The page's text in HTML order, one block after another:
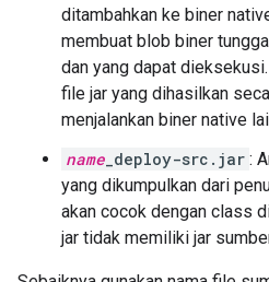
ditambahkan ke biner
membuat blob biner
dan yang dapat
file jar yang dihasilkan
menjalankan biner native
name _deploy-src.jar :
yang dikumpulkan dari
akan cocok dengan class
jar tidak memiliki jar